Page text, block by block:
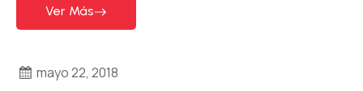
Ver Más
mayo 22, 2018